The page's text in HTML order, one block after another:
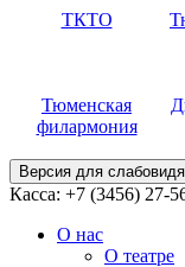
ТКТО
Тюменская
филармония
Версия для
Касса: +7 (3456) 27-
О нас
О театре